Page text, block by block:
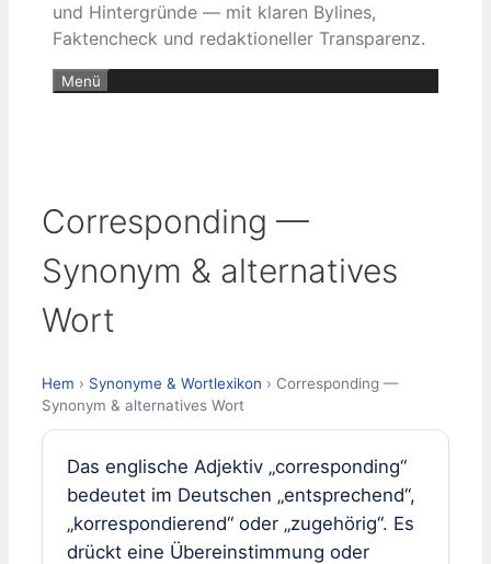
und Hintergründe — mit klaren Bylines,
Faktencheck und redaktioneller Transparenz.
Menü
Corresponding —
Synonym & alternatives
Wort
Hem › Synonyme & Wortlexikon › Corresponding —
Synonym & alternatives Wort
Das englische Adjektiv „corresponding“
bedeutet im Deutschen „entsprechend“,
„korrespondierend“ oder „zugehörig“. Es
drückt eine Übereinstimmung oder